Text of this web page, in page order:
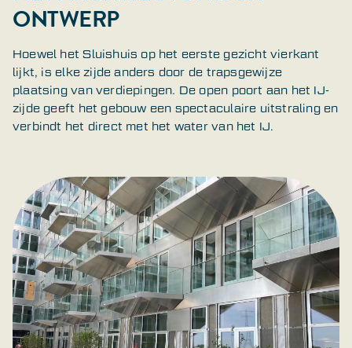
ONTWERP
Hoewel het Sluishuis op het eerste gezicht vierkant
lijkt, is elke zijde anders door de trapsgewijze
plaatsing van verdiepingen. De open poort aan het IJ-
zijde geeft het gebouw een spectaculaire uitstraling en
verbindt het direct met het water van het IJ.